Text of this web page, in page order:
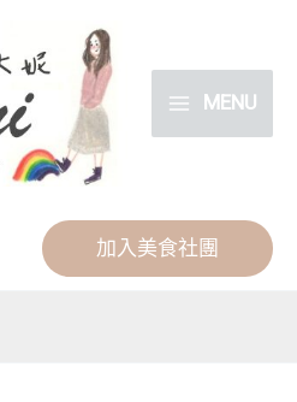
MENU
加入美食社團